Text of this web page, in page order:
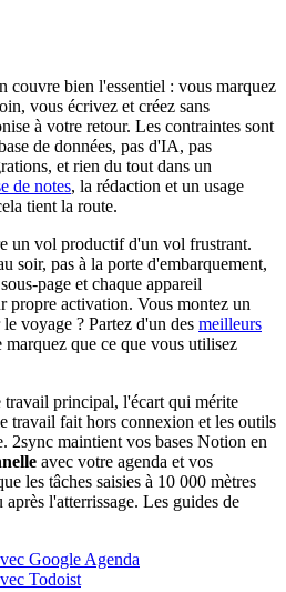
couvre bien l'essentiel : vous marquez
vous écrivez et créez sans
à votre retour. Les contraintes sont
de données, pas d'IA, pas
et rien du tout dans un
de notes, la rédaction et un usage
tient la route.
un vol productif d'un vol frustrant.
soir, pas à la porte d'embarquement,
page et chaque appareil
propre activation. Vous montez un
voyage ? Partez d'un des meilleurs
marquez que ce que vous utilisez
travail principal, l'écart qui mérite
travail fait hors connexion et les outils
2sync maintient vos bases Notion en
avec votre agenda et vos
les tâches saisies à 10 000 mètres
l'atterrissage. Les guides de
Google Agenda
Todoist